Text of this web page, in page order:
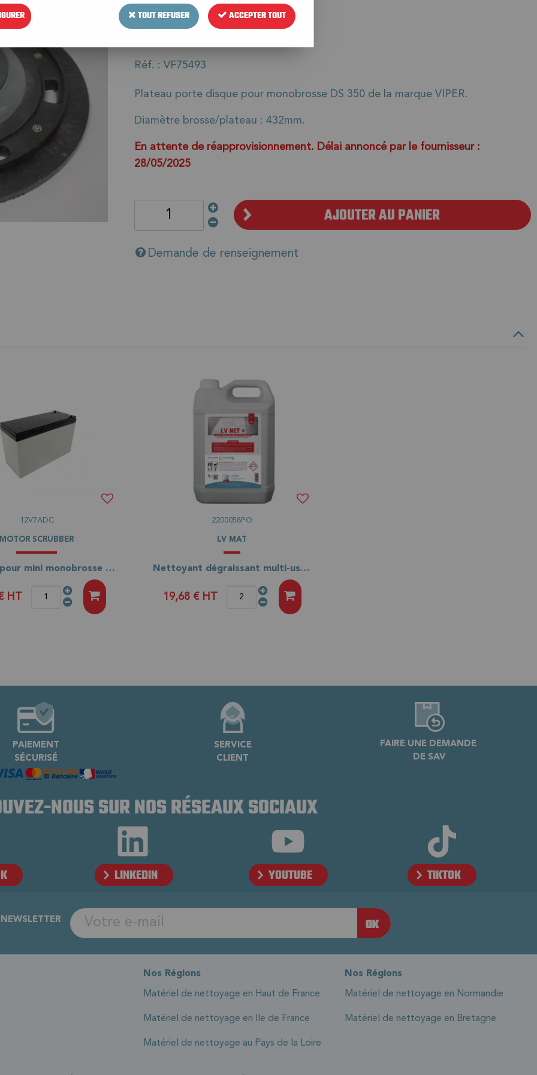
350
Réf. : VF75493
Plateau porte disque pour monobrosse DS 350 de la marque VIPER.
Diamètre brosse/plateau : 432mm.
En attente de réapprovisionnement. Délai annoncé par le fournisseur :
28/05/2025
AJOUTER AU PANIER
Demande de renseignement
12V7ADC
MOTOR SCRUBBER
Batterie pour mini monobrosse JET3 ou M3
HT
2200058PO
LV MAT
Nettoyant dégraissant multi-usage LV NET + 5L
19,68 € HT
PAIEMENT
SÉCURISÉ
SERVICE
CLIENT
FAIRE UNE DEMANDE
DE SAV
NOUS SUR NOS RÉSEAUX SOCIAUX
LINKEDIN YOUTUBE TIKTOK
Nos Régions
Matériel de nettoyage en Haut de France
Matériel de nettoyage en Ile de France
Matériel de nettoyage au Pays de la Loire
Nos Régions
Matériel de nettoyage en Normandie
Matériel de nettoyage en Bretagne
TOUT REFUSER ACCEPTER TOUT